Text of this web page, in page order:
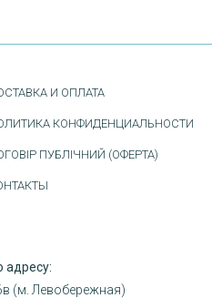
И ОПЛАТА
КОНФИДЕНЦИАЛЬНОСТИ
ПУБЛІЧНИЙ (ОФЕРТА)
адресу:
(м. Левобережная)